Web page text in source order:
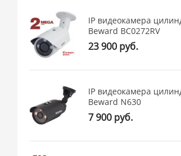
IP видеокамера
Beward BC0272RV
23 900 руб.
IP видеокамера
Beward N630
7 900 руб.